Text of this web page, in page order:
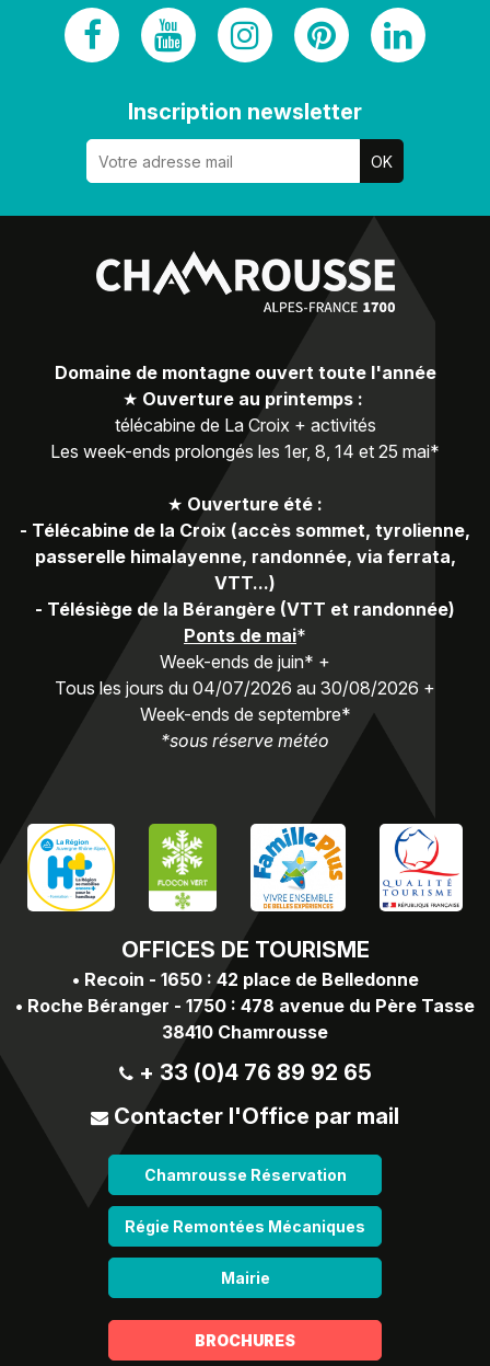
Inscription newsletter
OFFICES DE TOURISME
• Recoin - 1650 : 42 place de Belledonne
• Roche Béranger - 1750 : 478 avenue du Père Tasse
38410 Chamrousse
+ 33 (0)4 76 89 92 65
Contacter l'Office par mail
Chamrousse Réservation
Régie Remontées Mécaniques
Mairie
Domaine de montagne ouvert toute l'année
★ Ouverture au printemps :
télécabine de La Croix + activités
Les week-ends prolongés les 1er, 8, 14 et 25 mai*
★ Ouverture été :
- Télécabine de la Croix (accès sommet, tyrolienne,
passerelle himalayenne, randonnée, via ferrata,
VTT...)
- Télésiège de la Bérangère (VTT et randonnée)
Ponts de mai*
Week-ends de juin* +
Tous les jours du 04/07/2026 au 30/08/2026 +
Week-ends de septembre*
*sous réserve météo
BROCHURES